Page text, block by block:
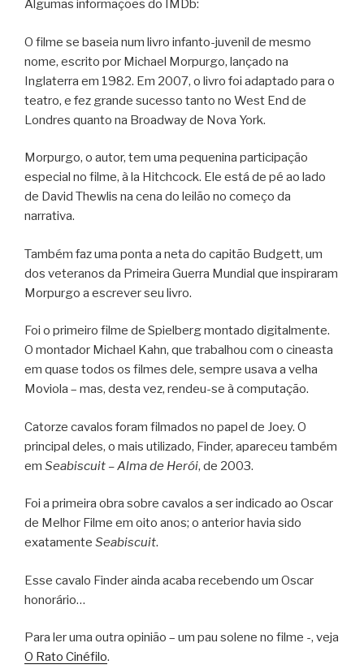
Algumas informações do IMDb:
O filme se baseia num livro infanto-juvenil de mesmo
nome, escrito por Michael Morpurgo, lançado na
Inglaterra em 1982. Em 2007, o livro foi adaptado para o
teatro, e fez grande sucesso tanto no West End de
Londres quanto na Broadway de Nova York.
Morpurgo, o autor, tem uma pequenina participação
especial no filme, à la Hitchcock. Ele está de pé ao lado
de David Thewlis na cena do leilão no começo da
narrativa.
Também faz uma ponta a neta do capitão Budgett, um
dos veteranos da Primeira Guerra Mundial que inspiraram
Morpurgo a escrever seu livro.
Foi o primeiro filme de Spielberg montado digitalmente.
O montador Michael Kahn, que trabalhou com o cineasta
em quase todos os filmes dele, sempre usava a velha
Moviola – mas, desta vez, rendeu-se à computação.
Catorze cavalos foram filmados no papel de Joey. O
principal deles, o mais utilizado, Finder, apareceu também
em Seabiscuit – Alma de Herói, de 2003.
Foi a primeira obra sobre cavalos a ser indicado ao Oscar
de Melhor Filme em oito anos; o anterior havia sido
exatamente Seabiscuit.
Esse cavalo Finder ainda acaba recebendo um Oscar
honorário…
Para ler uma outra opinião – um pau solene no filme -, veja
O Rato Cinéfilo.